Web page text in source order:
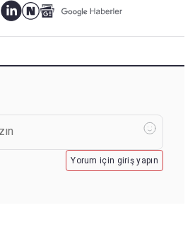
Yorum için giriş yapın